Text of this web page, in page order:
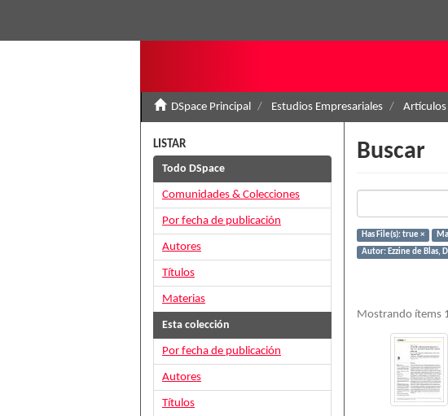
DSpace Principal Estudios Empresariales Artículos
Buscar
Has File(s): true ×
Autor: Ezzine de Blas,
Mostrando ítems
LISTAR
Todo DSpace
Comunidades & Colecciones
Por fecha de publicación
Autores
Títulos
Materias
Esta colección
Por fecha de publicación
Autores
Títulos